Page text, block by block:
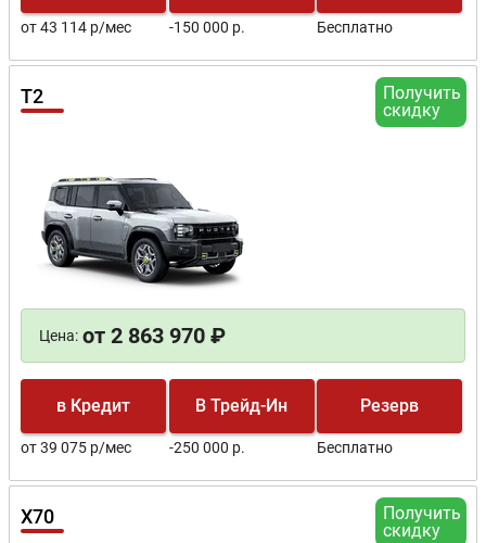
от 43 114 р/мес -150 000 р. Бесплатно
Получить
скидку
T2
Цена: от 2 863 970 ₽
в Кредит
от 39 075 р/мес
В Трейд-Ин
-250 000 р.
Резерв
Бесплатно
Получить
скидку
X70